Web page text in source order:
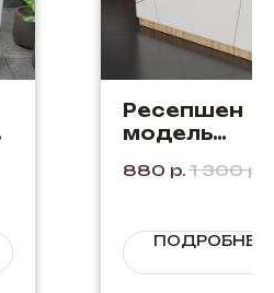
Ресепшен
модель
Белый + Дуб
880 р. 1 300 р.
ПОДРОБНЕЕ